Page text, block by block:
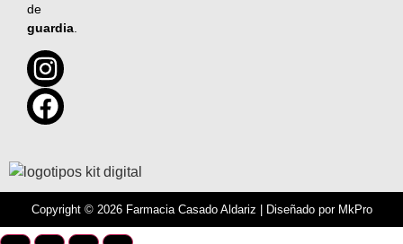
de
guardia
Copyright © 2026 Farmacia Casado Aldariz | Diseñado por MkPro